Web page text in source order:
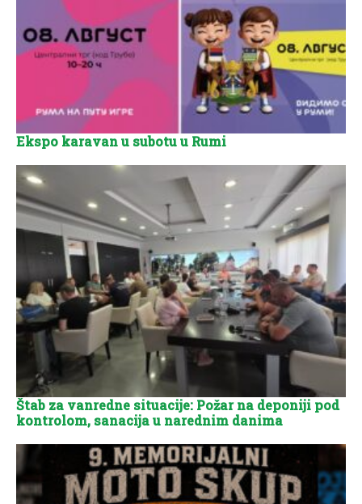
Ekspo karavan u subotu u Rumi
Štab za vanredne situacije: Požar na deponiji pod
kontrolom, sanacija u narednim danima